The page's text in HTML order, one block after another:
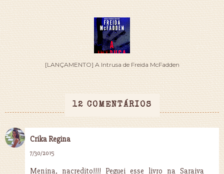
[LANÇAMENTO] A Intrusa de Freida McFadden
12 COMENTÁRIOS
Crika Regina
7/30/2015
Menina, nacredito!!!! Peguei esse livro na Saraiva